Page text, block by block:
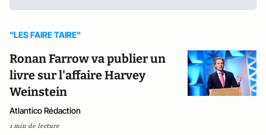
"LES FAIRE TAIRE"
Ronan Farrow va publier un
livre sur l'affaire Harvey
Weinstein
Atlantico Rédaction
1 min de lecture